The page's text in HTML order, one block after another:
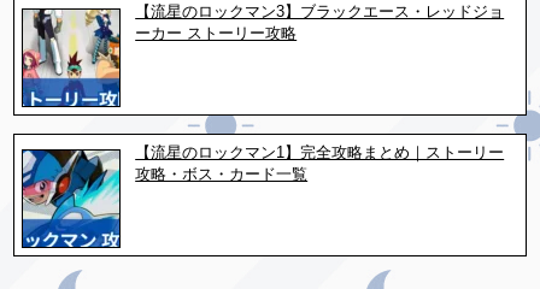
【流星のロックマン3】ブラックエース・レッドジョ
ーカー ストーリー攻略
【流星のロックマン1】完全攻略まとめ｜ストーリー
攻略・ボス・カード一覧